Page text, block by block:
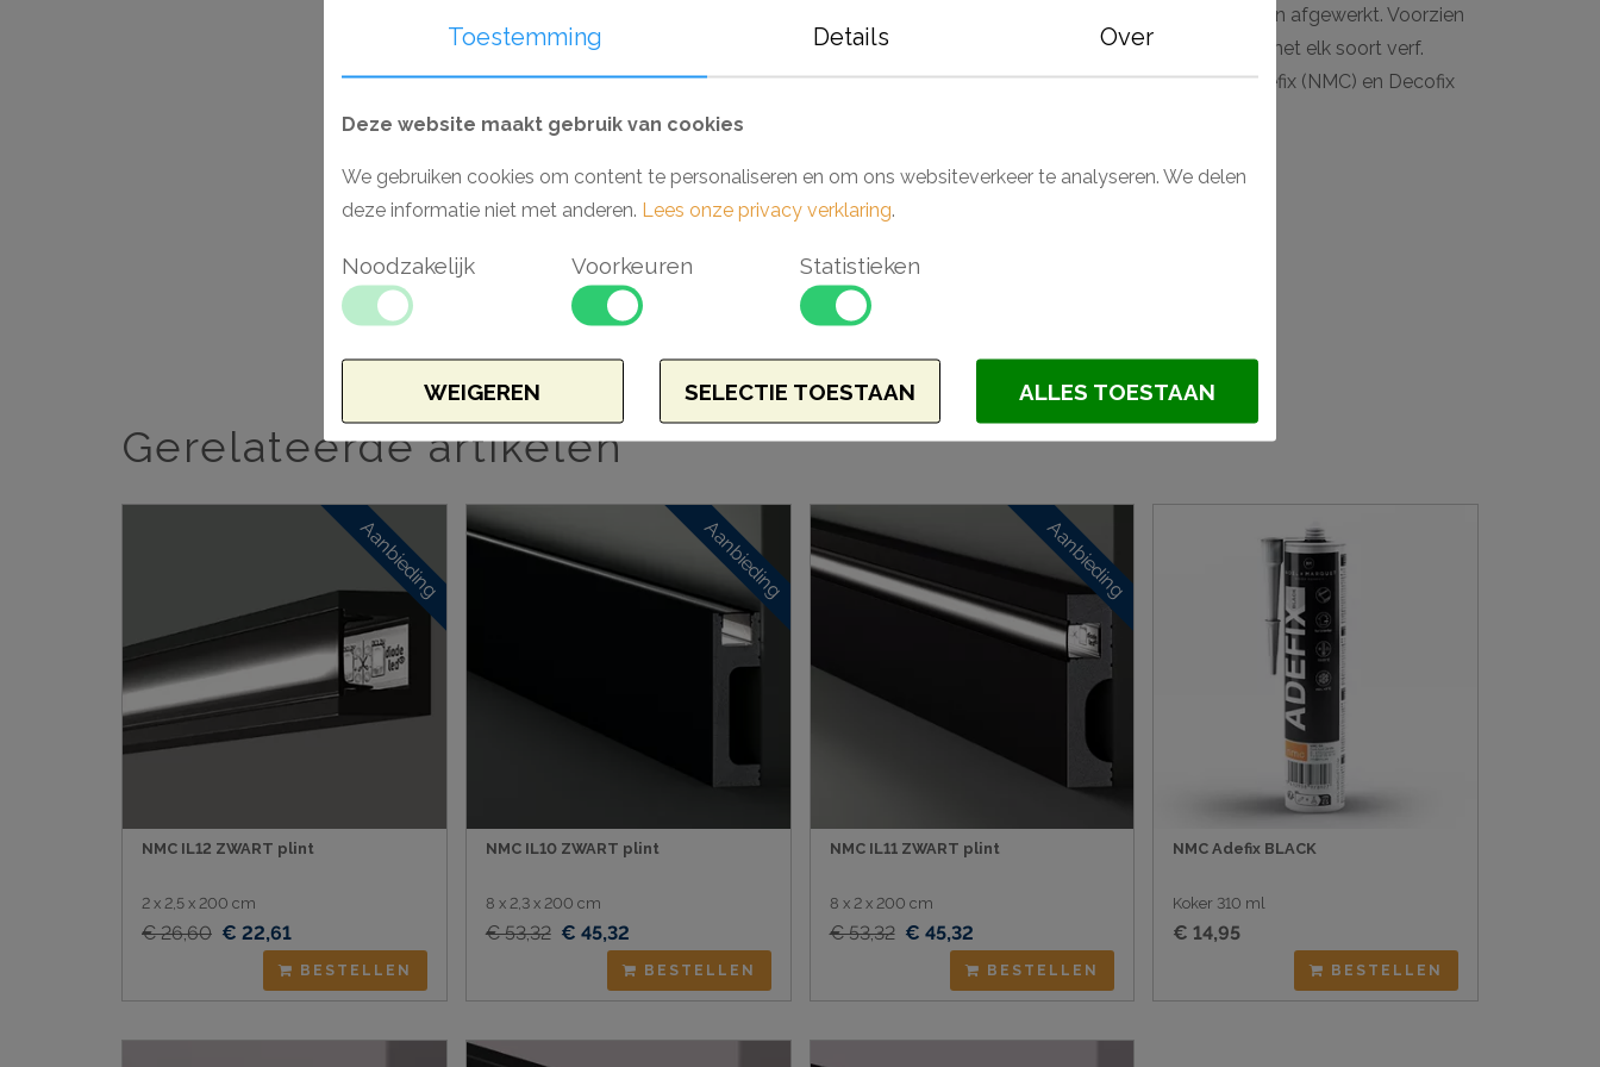
vochtige ruimtes als badkamers en keukens wanneer deze worden afgewerkt. Voorzien
van een primer, laten deze producten zich gemakkelijk afwerken met elk soort verf.
Monteer en werk het geheel gemakkelijk af met de lijmen van Adefix (NMC) en Decofix
(Orac).
Waarom kiezen voor een Wallstyl plint?
- Makkelijk verwerkbaar
- Inclusief sleuven voor snoeren
- Hoge dichtheid vanwege materiaal HDPS
Gerelateerde artikelen
Aanbieding
NMC IL12 ZWART plint
2 x 2,5 x 200 cm
€ 26,60 € 22,61
BESTELLEN
Aanbieding
NMC IL10 ZWART plint
8 x 2,3 x 200 cm
€ 53,32 € 45,32
BESTELLEN
Aanbieding
NMC IL11 ZWART plint
8 x 2 x 200 cm
€ 53,32 € 45,32
BESTELLEN
NMC Adefix BLACK
Koker 310 ml
€ 14,95
BESTELLEN
Toestemming Details Over
Deze website maakt gebruik van cookies
We gebruiken cookies om content te personaliseren en om ons websiteverkeer te analyseren. We delen
deze informatie niet met anderen. Lees onze privacy verklaring.
Noodzakelijk Voorkeuren Statistieken
WEIGEREN SELECTIE TOESTAAN ALLES TOESTAAN